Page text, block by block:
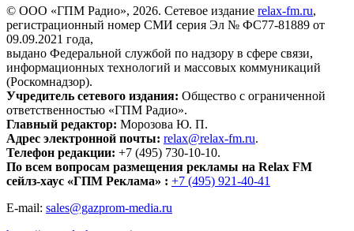
© ООО «ГПМ Радио», 2026. Сетевое издание relax-fm.ru,
регистрационный номер СМИ серия Эл № ФС77-81889 от
09.09.2021 года,
выдано Федеральной службой по надзору в сфере связи,
информационных технологий и массовых коммуникаций
(Роскомнадзор).
Учредитель сетевого издания: Общество с ограниченной
ответственностью «ГПМ Радио».
Главный редактор: Морозова Ю. П.
Адрес электронной почты: relax@relax-fm.ru.
Телефон редакции: +7 (495) 730-10-10.
По всем вопросам размещения рекламы на Relax FM
сейлз-хаус «ГПМ Реклама» : +7 (495) 921-40-41
E-mail: sales@gazprom-media.ru